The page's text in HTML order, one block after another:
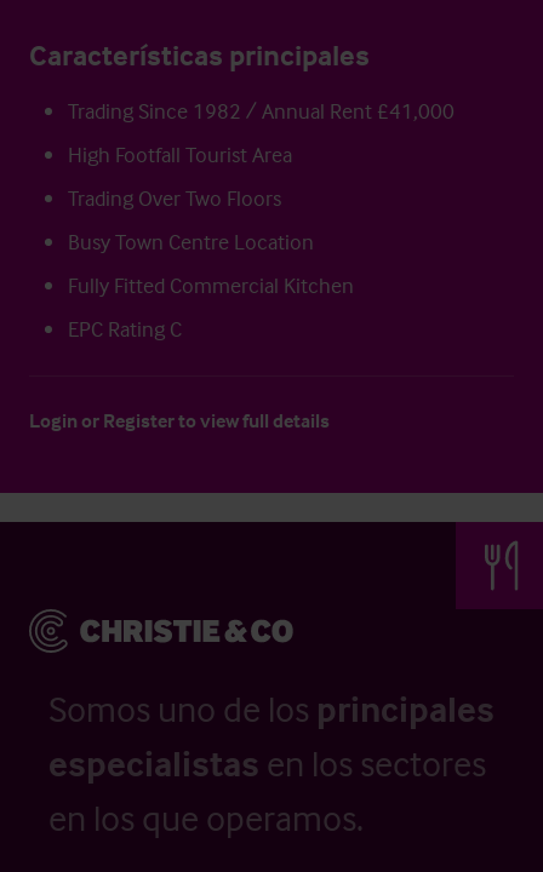
Características principales
Trading Since 1982 / Annual Rent £41,000
High Footfall Tourist Area
Trading Over Two Floors
Busy Town Centre Location
Fully Fitted Commercial Kitchen
EPC Rating C
Login or Registerto view full details
Somos uno de los principales
especialistas en los sectores
en los que operamos.